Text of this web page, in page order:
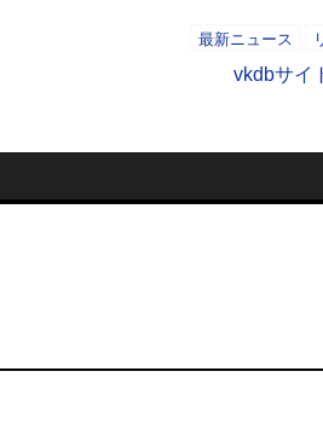
最新ニュース
vkdbサイ